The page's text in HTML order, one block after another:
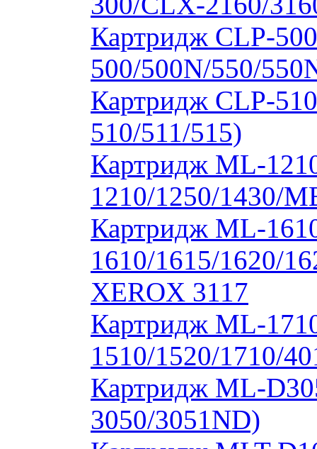
Картридж CLP-
500/500N/550/
Картридж CLP-
510/511/515)
Картридж ML-
1210/1250/1430/
Картридж ML-
1610/1615/1620/
XEROX 3117
Картридж ML-
1510/1520/1710/
Картридж ML-
3050/3051ND)